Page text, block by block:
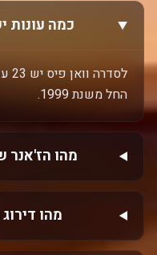
כמה עונות
החל משנת 1999.
מהו הז'אנר
מהו